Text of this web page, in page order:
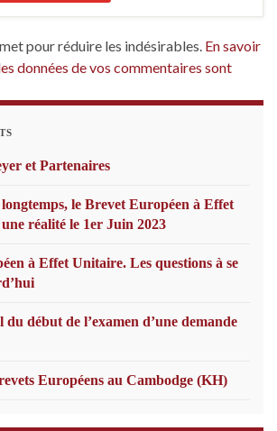
pour réduire les indésirables. En savoir
données de vos commentaires sont
et Partenaires
le Brevet Européen à Effet
réalité le 1er Juin 2023
à Effet Unitaire. Les questions à se
début de l’examen d’une demande
Européens au Cambodge (KH)